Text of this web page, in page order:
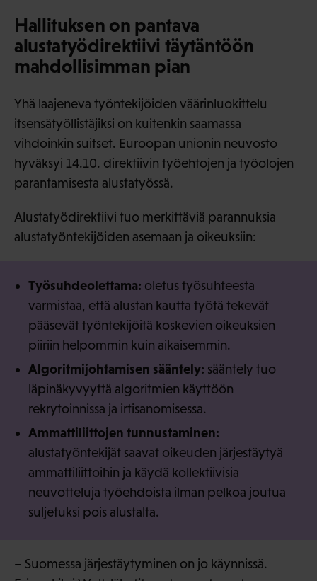
Hallituksen on pantava
alustatyödirektiivi täytäntöön
mahdollisimman pian
Yhä laajeneva työntekijöiden väärinluokittelu
itsensätyöllistäjiksi on kuitenkin saamassa
vihdoinkin suitset. Euroopan unionin neuvosto
hyväksyi 14.10. direktiivin työehtojen ja työolojen
parantamisesta alustatyössä.
Alustatyödirektiivi tuo merkittäviä parannuksia
alustatyöntekijöiden asemaan ja oikeuksiin:
Työsuhdeolettama: oletus työsuhteesta
varmistaa, että alustan kautta työtä tekevät
pääsevät työntekijöitä koskevien oikeuksien
piiriin helpommin kuin aikaisemmin.
Algoritmijohtamisen sääntely: sääntely tuo
läpinäkyvyyttä algoritmien käyttöön
rekrytoinnissa ja irtisanomisessa.
Ammattiliittojen tunnustaminen:
alustatyöntekijät saavat oikeuden järjestäytyä
ammattiliittoihin ja käydä kollektiivisia
neuvotteluja työehdoista ilman pelkoa joutua
suljetuksi pois alustalta.
– Suomessa järjestäytyminen on jo käynnissä.